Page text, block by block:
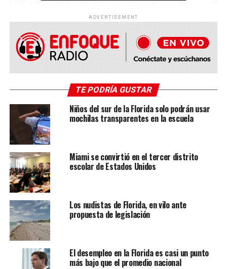
“Abro la puerta un cuarto de distancia, asomo la
cabeza y ahí está el caimán”,
dijo Jamie Dobson.
que el reptil de 2.4 metros estaba retrocediendo con
La pareja había comprado varios bloques de refrescos
para la fiesta de cumpleaños de Karyn Dobson unos días
después.
“Había Coca-Cola Light arrojada por todas partes
porque el caimán abrió la caja que tenía algunas latas,
probablemente pensó que era cerveza”
“Todos estábamos parados allí como un gato
asustado. La gente me ha enviado mensajes de texto
y correos electrónicos, tienen todos comentarios
como: ‘Qué gran regalo de cumpleaños’”
Se cree que el caimán se coló después de que la pareja
regresara de pasear a su perro y no cerrara la puerta del
ADVERTISEMENT
TE PODRÍA GUSTAR
Niños del sur de la Florida solo podrán usar
mochilas transparentes en la escuela
Miami se convirtió en el tercer distrito
escolar de Estados Unidos
Los nudistas de Florida, en vilo ante
propuesta de legislación
El desempleo en la Florida es casi un punto
más bajo que el promedio nacional